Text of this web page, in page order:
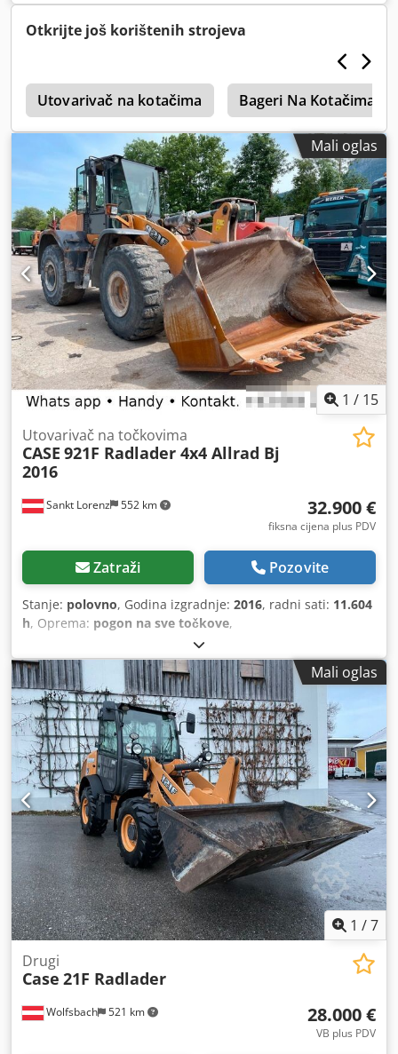
Otkrijte još korištenih strojeva
Utovarivač na kotačima Bageri Na Kotačima
Mali oglas
1 / 15
Sankt Lorenz 552 km
Utovarivač na točkovima
CASE 921F Radlader 4x4 Allrad Bj
2016
32.900 €
fiksna cijena plus PDV
Zatraži Pozovite
Stanje: polovno, Godina izgradnje: 2016, radni sati: 11.604
h, Oprema: pogon na sve točkove,
Mali oglas
1 /7
Wolfsbach 521 km
Drugi
Case 21F Radlader
28.000 €
VB plus PDV